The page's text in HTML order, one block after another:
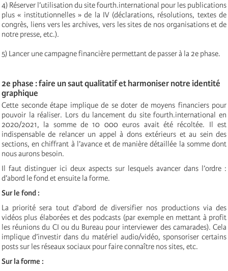
4) Réserver l’utilisation du site fourth.international pour les publications
plus « institutionnelles » de la IV (déclarations, résolutions, textes de
congrès, liens vers les archives, vers les sites de nos organisations et de
notre presse, etc.).
5) Lancer une campagne financière permettant de passer à la 2e phase.
2e phase : faire un saut qualitatif et harmoniser notre identité
graphique
Cette seconde étape implique de se doter de moyens financiers pour
pouvoir la réaliser. Lors du lancement du site fourth.international en
2020/2021, la somme de 10 000 euros avait été récoltée. Il est
indispensable de relancer un appel à dons extérieurs et au sein des
sections, en chiffrant à l’avance et de manière détaillée la somme dont
nous aurons besoin.
Il faut distinguer ici deux aspects sur lesquels avancer dans l’ordre :
d’abord le fond et ensuite la forme.
Sur le fond :
La priorité sera tout d’abord de diversifier nos productions via des
vidéos plus élaborées et des podcasts (par exemple en mettant à profit
les réunions du CI ou du Bureau pour interviewer des camarades). Cela
implique d’investir dans du matériel audio/vidéo, sponsoriser certains
posts sur les réseaux sociaux pour faire connaître nos sites, etc.
Sur la forme :